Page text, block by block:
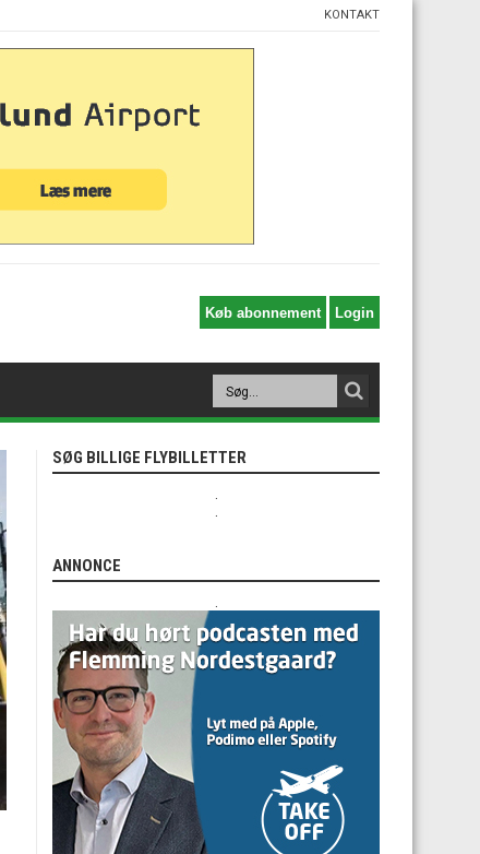
KONTAKT
SØG BILLIGE FLYBILLETTER
ANNONCE